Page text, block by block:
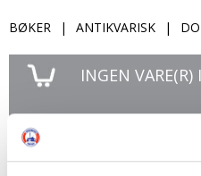
BESØK OSS
BILDE FRÅ MUSEET
UTSTILLINGAR
HISTORIE
FORTELLINGAR
SVALBARD
NETTBUTIKK
SKUTEKATALOG
BØKER | ANTIKVARISK |
INGEN